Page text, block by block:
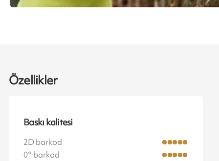
Özellikler
Baskı kalitesi
2D barkod
0° barkod